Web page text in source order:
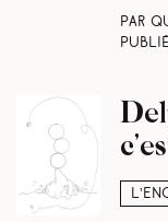
Par